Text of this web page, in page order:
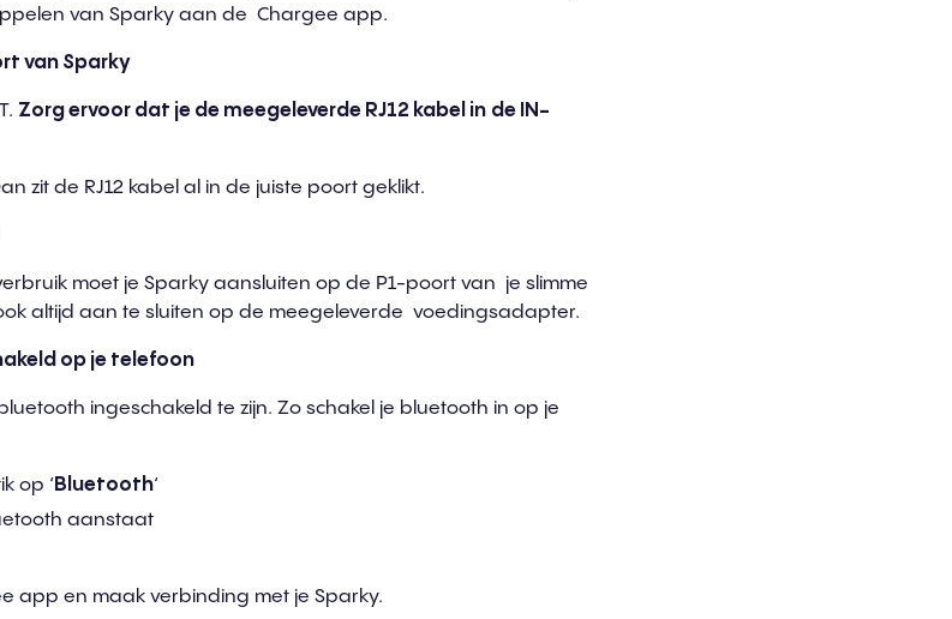
van Sparky aan de Chargee app.
t van Sparky
Zorg ervoor dat je de meegeleverde RJ12 kabe l in de IN-
zit de RJ12 kabel al in de juiste poort geklikt.
moet je Sparky aansluiten op de P1-poort van je slimme
altijd aan te sluiten op de meegeleverde voedingsadapter.
op je telefoon
ingeschakeld te zijn. Zo schakel je bluetooth in op je
op ‘ Bluetooth‘
aanstaat
app en maak verbinding met je Sparky.